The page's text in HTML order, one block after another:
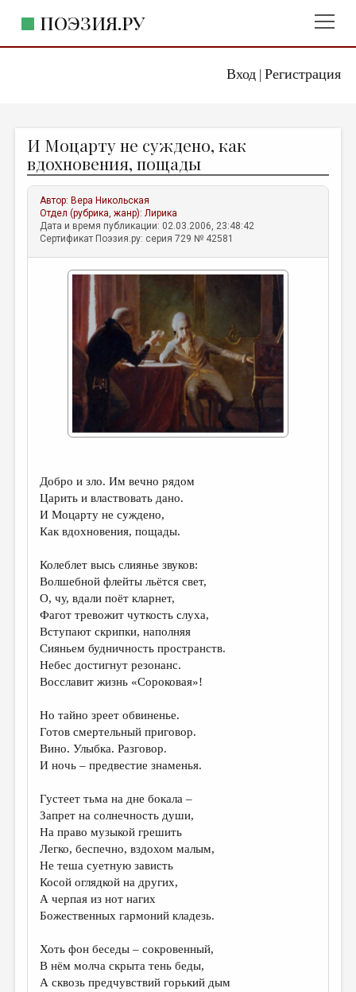
Вход| Регистрация
ПОЭЗИЯ.РУ
ЖАНРЫ
АВТОРЫ
КОММЕНТАРИИ
ЛИТСАЛОН
ПРАВИЛА САЙТА
ОТДЕЛЫ И РУБРИКИ
ИЗБРАННОЕ
ПРОИЗВЕДЕНИЯ
ПЕРЕВОДЫ
ДЕТСКАЯ КОМНАТА
КНИЖНАЯ ПОЛКА
СТРАНИЦЫ ПАМЯТИ
ОБЪЯВЛЕНИЯ
КОЛОНКА РЕДАКТОРА
РЕДКОЛЛЕГИЯ
ОТ РЕДАКЦИИ
МАЛАЯ ПРОЗА
ЭССЕИСТИКА
ЛИТЕРАТУРОВЕДЕНИЕ
КУЛЬТУРОВЕДЕНИЕ
ПУБЛИЦИСТИКА
РЕЦЕНЗИРОВАНИЕ
ЦИКЛЫ ПУБЛИКАЦИЙ
ТРЕДИАКОВСКИЙ
ВКОНТАКТЕ
И Моцарту не суждено, как
вдохновения, пощады
Автор: Вера Никольская
Отдел (рубрика, жанр):Лирика
Дата и время публикации: 02.03.2006, 23:48:42
Сертификат Поэзия.ру: серия 729 № 42581
Добро и зло. Им вечно рядом
Царить и властвовать дано.
И Моцарту не суждено,
Как вдохновения, пощады.
Колеблет высь слиянье звуков:
Волшебной флейты льётся свет,
О, чу, вдали поёт кларнет,
Фагот тревожит чуткость слуха,
Вступают скрипки, наполняя
Сияньем будничность пространств.
Небес достигнут резонанс.
Восславит жизнь «Сороковая»!
Но тайно зреет обвиненье.
Готов смертельный приговор.
Вино. Улыбка. Разговор.
И ночь – предвестие знаменья.
Густеет тьма на дне бокала –
Запрет на солнечность души,
На право музыкой грешить
Легко, беспечно, вздохом малым,
Не теша суетную зависть
Косой оглядкой на других,
А черпая из нот нагих
Божественных гармоний кладезь.
Хоть фон беседы – сокровенный,
В нём молча скрыта тень беды,
А сквозь предчувствий горький дым